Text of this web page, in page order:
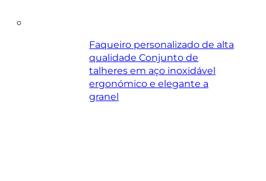
Faqueiro personalizado de alta
qualidade Conjunto de
talheres em aço inoxidável
ergonómico e elegante a
granel